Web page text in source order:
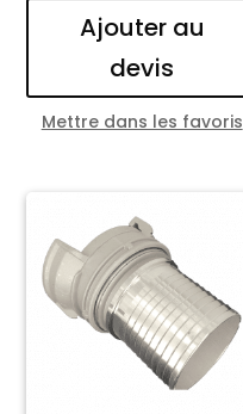
Ajouter au
devis
Mettre dans les favoris